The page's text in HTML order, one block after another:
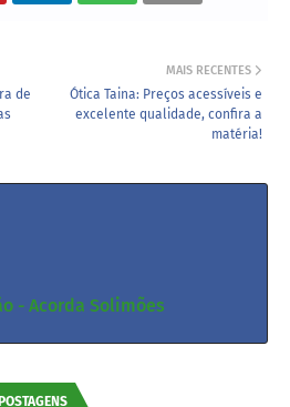
MAIS RECENTES
Ótica Taina: Preços acessíveis e
excelente qualidade, confira a
matéria!
de
- Acorda Solimões